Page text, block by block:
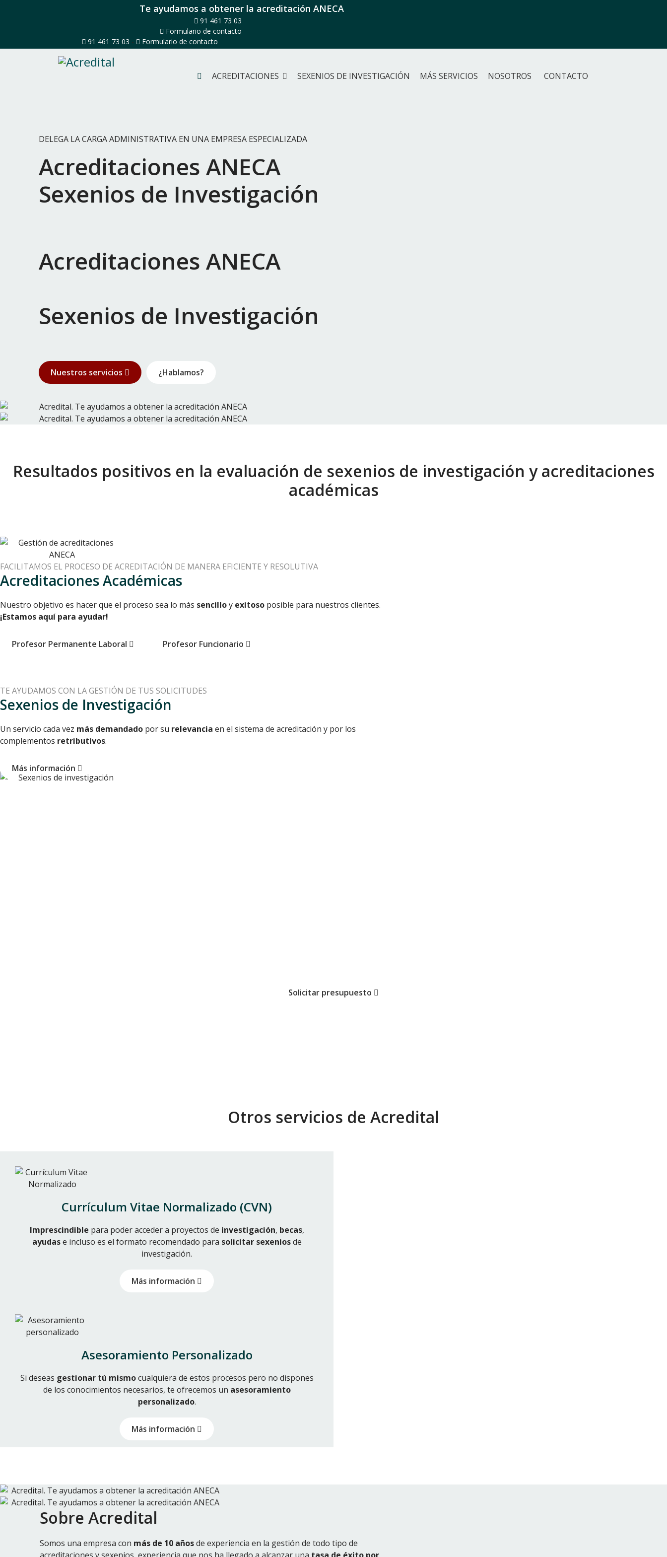
Te ayudamos a obtener la acreditación ANECA
91 461 73 03
Formulario de contacto
91 461 73 03 - Formulario de contacto
ACREDITACIONES SEXENIOS DE INVESTIGACIÓN MÁS SERVICIOS NOSOTROS CONTACTO
DELEGA LA CARGA ADMINISTRATIVA EN UNA EMPRESA ESPECIALIZADA
Acreditaciones ANECA
Sexenios de Investigación
Acreditaciones ANECA
Sexenios de Investigación
Nuestros servicios ¿Hablamos?
Resultados positivos en la evaluación de sexenios de investigación y acreditaciones
académicas
FACILITAMOS EL PROCESO DE ACREDITACIÓN DE MANERA EFICIENTE Y RESOLUTIVA
Acreditaciones Académicas
Nuestro objetivo es hacer que el proceso sea lo más sencilloy exitoso posible para nuestros clientes.
¡Estamos aquí para ayudar!
Profesor Permanente Laboral Profesor Funcionario
TE AYUDAMOS CON LA GESTIÓN DE TUS SOLICITUDES
Sexenios de Investigación
Un servicio cada vez más demandado por su relevancia en el sistema de acreditación y por los
complementos retributivos.
Más información
Solicitar presupuesto
Otros servicios de Acredital
Currículum Vitae Normalizado (CVN)
Imprescindible para poder acceder a proyectos de investigación, becas,
ayudase incluso es el formato recomendado para solicitar sexeniosde
investigación.
Más información
Asesoramiento Personalizado
Si deseas gestionar tú mismocualquiera de estos procesos pero no dispones
de los conocimientos necesarios, te ofrecemos un asesoramiento
personalizado.
Más información
Sobre Acredital
Somos una empresa con más de 10 añosde experiencia en la gestión de todo tipo de